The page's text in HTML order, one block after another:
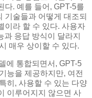
다. 예를 들어, GPT-5를
기술들과 어떻게 대조되
이라 할 수 있다. 사용자
응답 방식이 달라지
매우 상이할 수 있다.
에 통합되면서, GPT-5
능을 제공하지만, 여전
히, 사용할 수 있는 다양
이루어지지 않으면 사